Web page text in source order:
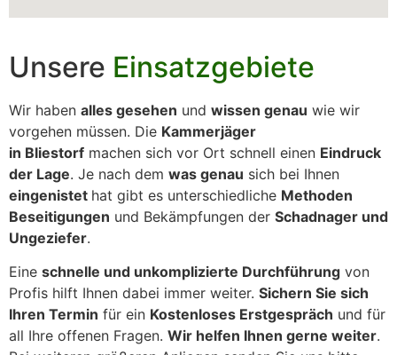
Unsere Einsatzgebiete
Wir haben alles gesehen und wissen genau wie wir
vorgehen müssen. Die Kammerjäger
in Bliestorf machen sich vor Ort schnell einen Eindruck
der Lage. Je nach dem was genau sich bei Ihnen
eingenistet hat gibt es unterschiedliche Methoden
Beseitigungen und Bekämpfungen der Schadnager und
Ungeziefer.
Eine schnelle und unkomplizierte Durchführung von
Profis hilft Ihnen dabei immer weiter. Sichern Sie sich
Ihren Termin für ein Kostenloses Erstgespräch und für
all Ihre offenen Fragen. Wir helfen Ihnen gerne weiter.